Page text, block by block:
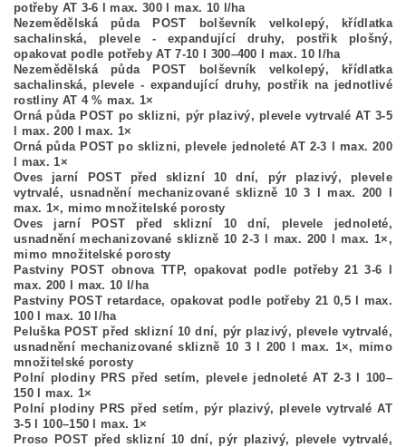
potřeby AT 3-6 l max. 300 l max. 10 l/ha
Nezemědělská půda POST bolševník velkolepý, křídlatka
sachalinská, plevele - expandující druhy, postřik plošný,
opakovat podle potřeby AT 7-10 l 300–400 l max. 10 l/ha
Nezemědělská půda POST bolševník velkolepý, křídlatka
sachalinská, plevele - expandující druhy, postřik na jednotlivé
rostliny AT 4 % max. 1×
Orná půda POST po sklizni, pýr plazivý, plevele vytrvalé AT 3-5
l max. 200 l max. 1×
Orná půda POST po sklizni, plevele jednoleté AT 2-3 l max. 200
l max. 1×
Oves jarní POST před sklizní 10 dní, pýr plazivý, plevele
vytrvalé, usnadnění mechanizované sklizně 10 3 l max. 200 l
max. 1×, mimo množitelské porosty
Oves jarní POST před sklizní 10 dní, plevele jednoleté,
usnadnění mechanizované sklizně 10 2-3 l max. 200 l max. 1×,
mimo množitelské porosty
Pastviny POST obnova TTP, opakovat podle potřeby 21 3-6 l
max. 200 l max. 10 l/ha
Pastviny POST retardace, opakovat podle potřeby 21 0,5 l max.
100 l max. 10 l/ha
Peluška POST před sklizní 10 dní, pýr plazivý, plevele vytrvalé,
usnadnění mechanizované sklizně 10 3 l 200 l max. 1×, mimo
množitelské porosty
Polní plodiny PRS před setím, plevele jednoleté AT 2-3 l 100–
150 l max. 1×
Polní plodiny PRS před setím, pýr plazivý, plevele vytrvalé AT
3-5 l 100–150 l max. 1×
Proso POST před sklizní 10 dní, pýr plazivý, plevele vytrvalé,